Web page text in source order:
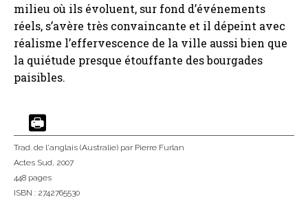
milieu où ils évoluent, sur fond d’événements
réels, s’avère très convaincante et il dépeint avec
réalisme l’effervescence de la ville aussi bien que
la quiétude presque étouffante des bourgades
paisibles.
Trad. de l'anglais (Australie) par Pierre Furlan
Actes Sud, 2007
448 pages
ISBN : 2742765530